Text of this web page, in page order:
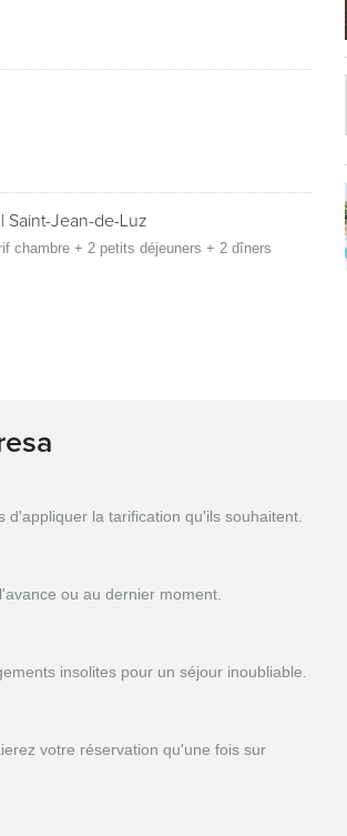
Saint-Jean-de-Luz
chambre + 2 petits déjeuners + 2 dîners
la tarification qu'ils souhaitent.
ou au dernier moment.
insolites pour un séjour inoubliable.
votre réservation qu'une fois sur